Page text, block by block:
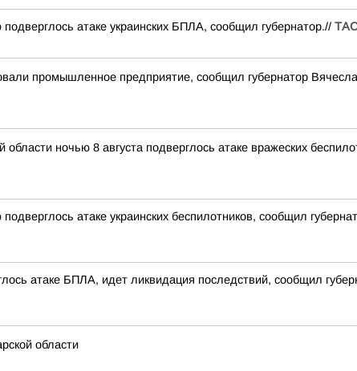
атаке украинских БПЛА, сообщил губернатор.//
промышленное предприятие, сообщил губернатор
ночью 8 августа подверглось атаке вражеских
атаке украинских беспилотников, сообщил
атаке БПЛА, идет ликвидация последствий, сообщил
области